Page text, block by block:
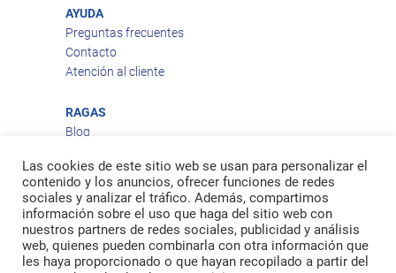
AYUDA
Preguntas frecuentes
Contacto
Atención al cliente
RAGAS
Blog
Política de privacidad
Política de cookies
Política de envío
Política de devoluciones
Las cookies de este sitio web se usan para personalizar el
contenido y los anuncios, ofrecer funciones de redes
sociales y analizar el tráfico. Además, compartimos
información sobre el uso que haga del sitio web con
nuestros partners de redes sociales, publicidad y análisis
web, quienes pueden combinarla con otra información que
les haya proporcionado o que hayan recopilado a partir del